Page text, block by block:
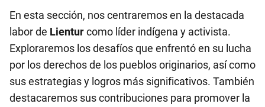
En esta sección, nos centraremos en la destacada
labor de Lienturcomo líder indígena y activista.
Exploraremos los desafíos que enfrentó en su lucha
por los derechos de los pueblos originarios, así como
sus estrategias y logros más significativos. También
destacaremos sus contribuciones para promover la